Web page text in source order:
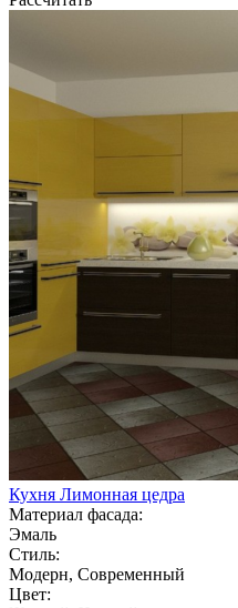
Кухня Лимонная цедра
Материал фасада:
Эмаль
Стиль:
Модерн, Современный
Цвет: